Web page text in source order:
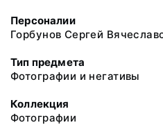
Персоналии
Горбунов Сергей
Тип предмета
Фотографии и негативы
Коллекция
Фотографии